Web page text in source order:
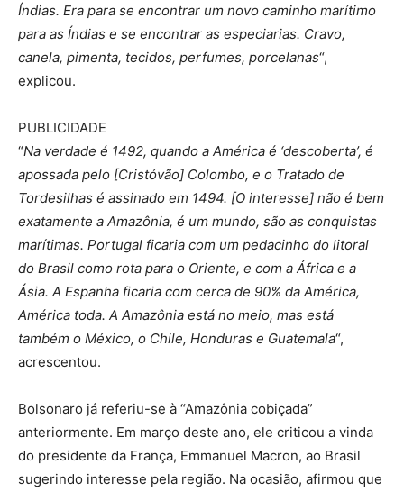
Índias. Era para se encontrar um novo caminho marítimo
para as Índias e se encontrar as especiarias. Cravo,
canela, pimenta, tecidos, perfumes, porcelanas“,
explicou.
PUBLICIDADE
“Na verdade é 1492, quando a América é ‘descoberta’, é
apossada pelo [Cristóvão] Colombo, e o Tratado de
Tordesilhas é assinado em 1494. [O interesse] não é bem
exatamente a Amazônia, é um mundo, são as conquistas
marítimas. Portugal ficaria com um pedacinho do litoral
do Brasil como rota para o Oriente, e com a África e a
Ásia. A Espanha ficaria com cerca de 90% da América,
América toda. A Amazônia está no meio, mas está
também o México, o Chile, Honduras e Guatemala“,
acrescentou.
Bolsonaro já referiu-se à “Amazônia cobiçada”
anteriormente. Em março deste ano, ele criticou a vinda
do presidente da França, Emmanuel Macron, ao Brasil
sugerindo interesse pela região. Na ocasião, afirmou que